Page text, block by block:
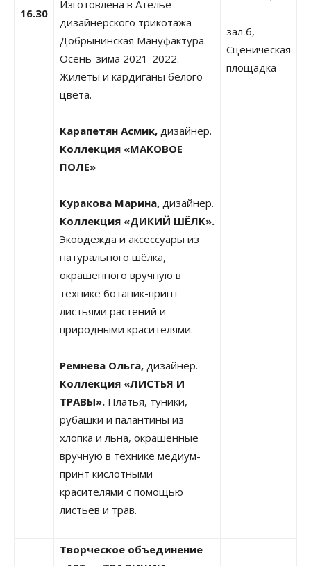
16.30
Изготовлена в Ателье
дизайнерского трикотажа
Добрынинская Мануфактура.
Осень-зима 2021-2022.
Жилеты и кардиганы белого
цвета.
Карапетян Асмик, дизайнер.
Коллекция «МАКОВОЕ
ПОЛЕ»
Куракова Марина, дизайнер.
Коллекция «ДИКИЙ ШЁЛК».
Экоодежда и аксессуары из
натурального шёлка,
окрашенного вручную в
технике ботаник-принт
листьями растений и
природными красителями.
Ремнева Ольга, дизайнер.
Коллекция «ЛИСТЬЯ И
ТРАВЫ». Платья, туники,
рубашки и палантины из
хлопка и льна, окрашенные
вручную в технике медиум-
принт кислотными
красителями с помощью
листьев и трав.
зал 6,
Сценическая
площадка
Творческое объединение